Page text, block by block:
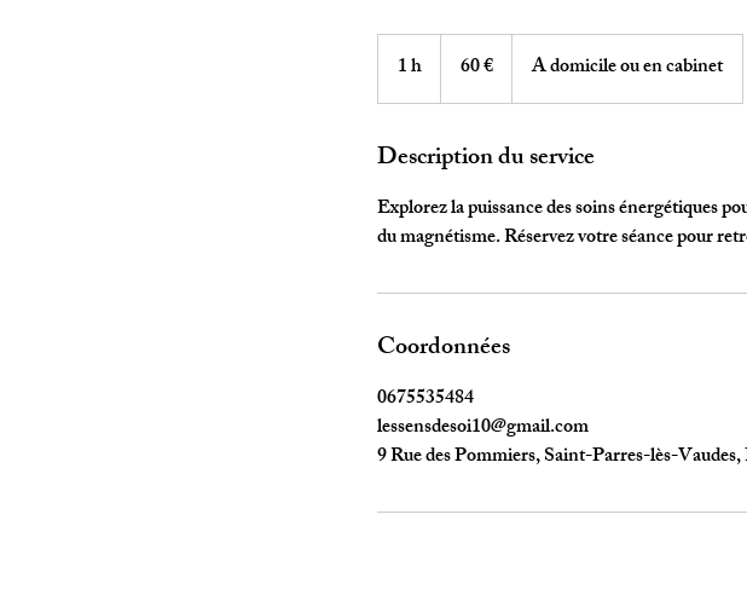
1 h 60 € A domicile ou en cabinet
Description du service
Explorez la puissance des soins énergétiques
du magnétisme. Réservez votre séance pour
Coordonnées
0675535484
lessensdesoi10@gmail.com
9 Rue des Pommiers, Saint-Parres-lès-